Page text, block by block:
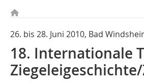
26. bis 28. Juni 2010, Bad
18. Internationale